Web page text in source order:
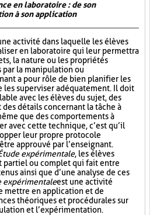
en laboratoire : de son
à son application
activité dans laquelle les élèves
en laboratoire qui leur permettra
la nature ou les propriétés
par la manipulation ou
a pour rôle de bien planifier les
les superviser adéquatement. Il doit
avec les élèves du sujet, des
détails concernant la tâche à
que des comportements à
avec cette technique, c’est qu’il
leur propre protocole
approuvé par l’enseignant.
expérimentale, les élèves
ou complet qui fait entre
ainsi que d’une analyse de ces
expérimentaleest une activité
mettre en application et de
théoriques et procédurales sur
et l’expérimentation.